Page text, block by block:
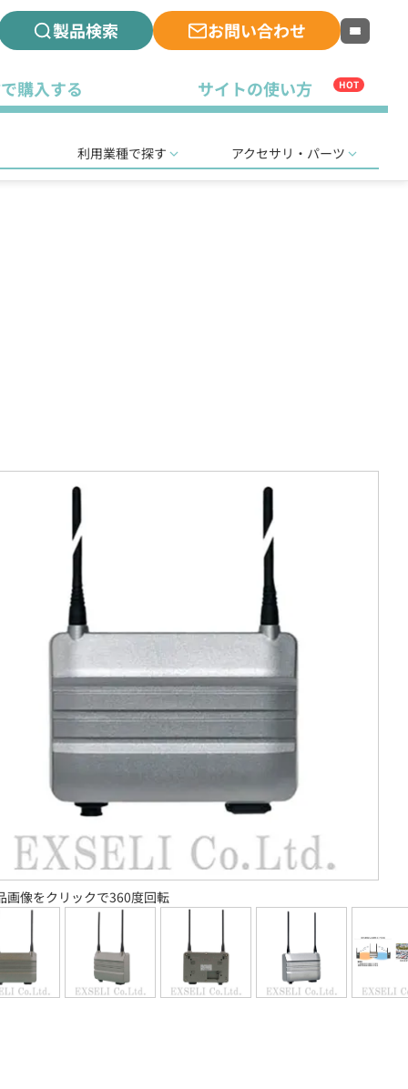
製品検索 お問い合わせ
購入する サイトの使い方 HOT
利用業種で探す アクセサリ・パーツ
画像をクリックで360度回転